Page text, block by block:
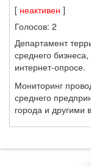
[ неактивен ]
Голосов: 2
Департамент
среднего
интернет-опросе.
Мониторинг
среднего
города и другими